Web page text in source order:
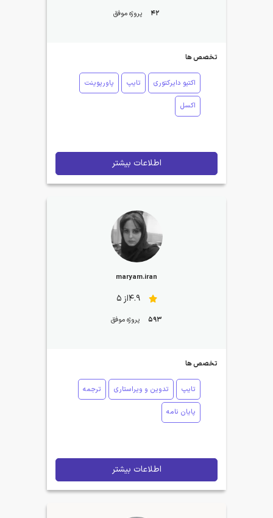
42 پروژه موفق
تخصص ها
اکتیو دایرکتوری تایپ پاورپوینت
اکسل
اطلاعات بیشتر
maryam.iran
4.9از 5
593 پروژه موفق
تخصص ها
تایپ تدوین و ویراستاری ترجمه
پایان نامه
اطلاعات بیشتر